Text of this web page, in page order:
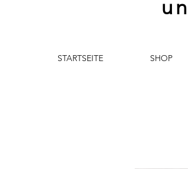
STARTSEITE SHOP